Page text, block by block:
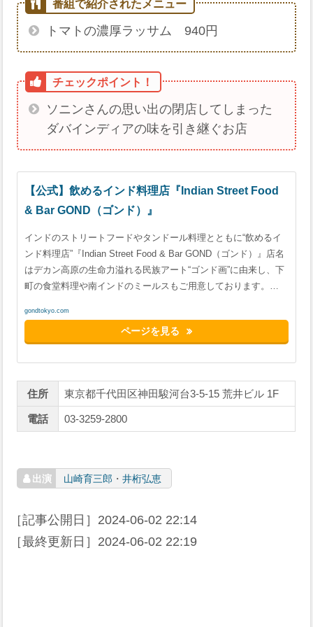
トマトの濃厚ラッサム 940円
ソニンさんの思い出の閉店してしまった
ダバインディアの味を引き継ぐお店
【公式】飲めるインド料理店『Indian Street Food
& Bar GOND（ゴンド）』
インドのストリートフードやタンドール料理とともに“飲めるイ
ンド料理店”『Indian Street Food & Bar GOND（ゴンド）』店名
はデカン高原の生命力溢れる民族アート“ゴンド画”に由来し、下
町の食堂料理や南インドのミールスもご用意しております。…
gondtokyo.com
ページを見る
住所 東京都千代田区神田駿河台3-5-15 荒井ビル 1F
電話 03-3259-2800
山崎育三郎 ・ 井桁弘恵
［記事公開日］ 2024-06-02 22:14
［最終更新日］ 2024-06-02 22:19